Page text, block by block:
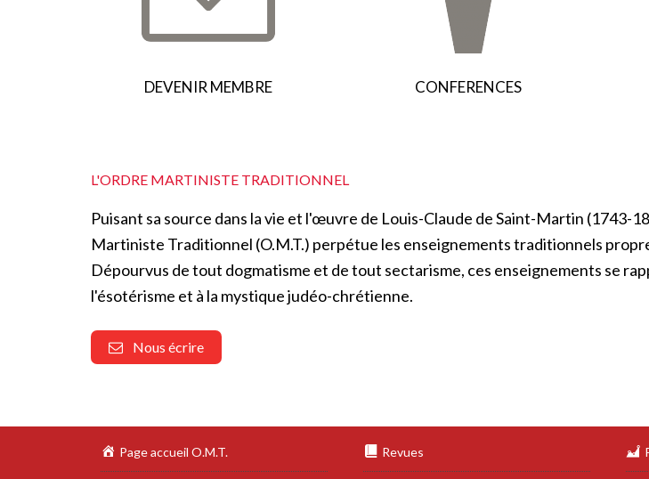
DEVENIR MEMBRE CONFERENCES
L'ORDRE MARTINISTE TRADITIONNEL
Puisant sa source dans la vie et l'œuvre de Louis-Claude de Saint-Martin (1743-
Martiniste Traditionnel (O.M.T.) perpétue les enseignements traditionnels
Dépourvus de tout dogmatisme et de tout sectarisme, ces enseignements se
l'ésotérisme et à la mystique judéo-chrétienne.
Nous écrire
Page accueil O.M.T. Revues